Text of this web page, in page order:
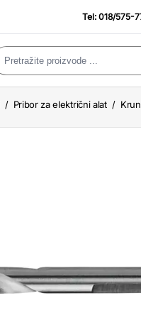
Tel:018/575-
/ Pribor za električni alat /